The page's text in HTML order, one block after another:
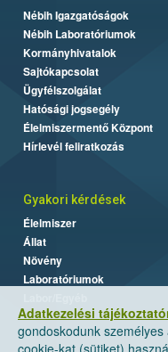
Adatkezelési
gondoskodunk
cookie-kat (sütiket)
Nébih Igazgatóságok
Nébih Laboratóriumok
Kormányhivatalok
Sajtókapcsolat
Ügyfélszolgálat
Hatósági jogsegély
Élelmiszermentő Központ
Hírlevél feliratkozás
Gyakori kérdések
Élelmiszer
Állat
Növény
Laboratóriumok